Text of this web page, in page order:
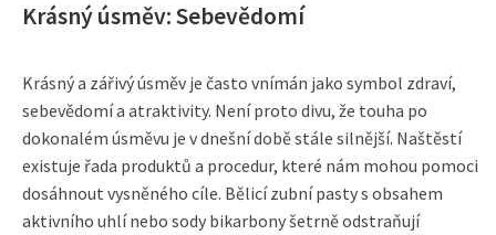
Krásný úsměv: Sebevědomí
Krásný a zářivý úsměv je často vnímán jako symbol zdraví,
sebevědomí a atraktivity. Není proto divu, že touha po
dokonalém úsměvu je v dnešní době stále silnější. Naštěstí
existuje řada produktů a procedur, které nám mohou pomoci
dosáhnout vysněného cíle. Bělicí zubní pasty s obsahem
aktivního uhlí nebo sody bikarbony šetrně odstraňují